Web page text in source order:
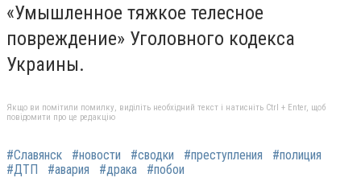
«Умышленное тяжкое телесное
повреждение» Уголовного кодекса
Украины.
Якщо ви помітили помилку, виділіть необхідний текст і натисніть Ctrl + Enter, щоб
повідомити про це редакцію
#Славянск #новости #сводки #преступления
#полиция
#ДТП
#авария #драка #побои